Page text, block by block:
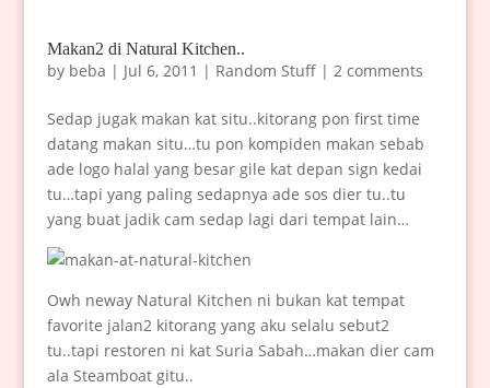
Makan2 di Natural Kitchen..
by beba | Jul 6, 2011 | Random Stuff| 2 comments
Sedap jugak makan kat situ..kitorang pon first time
datang makan situ…tu pon kompiden makan sebab
ade logo halal yang besar gile kat depan sign kedai
tu…tapi yang paling sedapnya ade sos dier tu..tu
yang buat jadik cam sedap lagi dari tempat lain…
Owh neway Natural Kitchen ni bukan kat tempat
favorite jalan2 kitorang yang aku selalu sebut2
tu..tapi restoren ni kat Suria Sabah…makan dier cam
ala Steamboat gitu..